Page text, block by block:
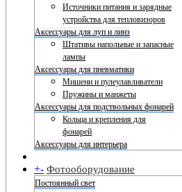
Источники питания и зарядные
устройства для тепловизоров
Аксессуары для луп и линз
Штативы напольные и запасные
лампы
Аксессуары для пневматики
Мишени и пулеулавливатели
Пружины и манжеты
Аксессуары для подствольных фонарей
Кольца и крепления для
фонарей
Аксессуары для интерьера
+- Фотооборудование
Постоянный свет